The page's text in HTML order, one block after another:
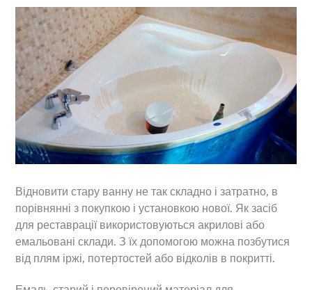
Відновити стару ванну не так складно і затратно, в
порівнянні з покупкою і установкою нової. Як засіб
для реставрації використовуються акрилові або
емальовані склади. З їх допомогою можна позбутися
від плям іржі, потертостей або відколів в покритті.